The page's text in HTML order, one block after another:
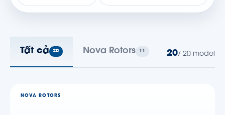
Tất cả 20 Nova Rotors 11 Leistritz 7
20/ 20 model
NOVA ROTORS